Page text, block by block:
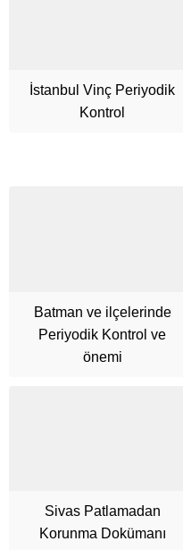
İstanbul Vinç Periyodik
Kontrol
Batman ve ilçelerinde
Periyodik Kontrol ve
önemi
Sivas Patlamadan
Korunma Dokümanı